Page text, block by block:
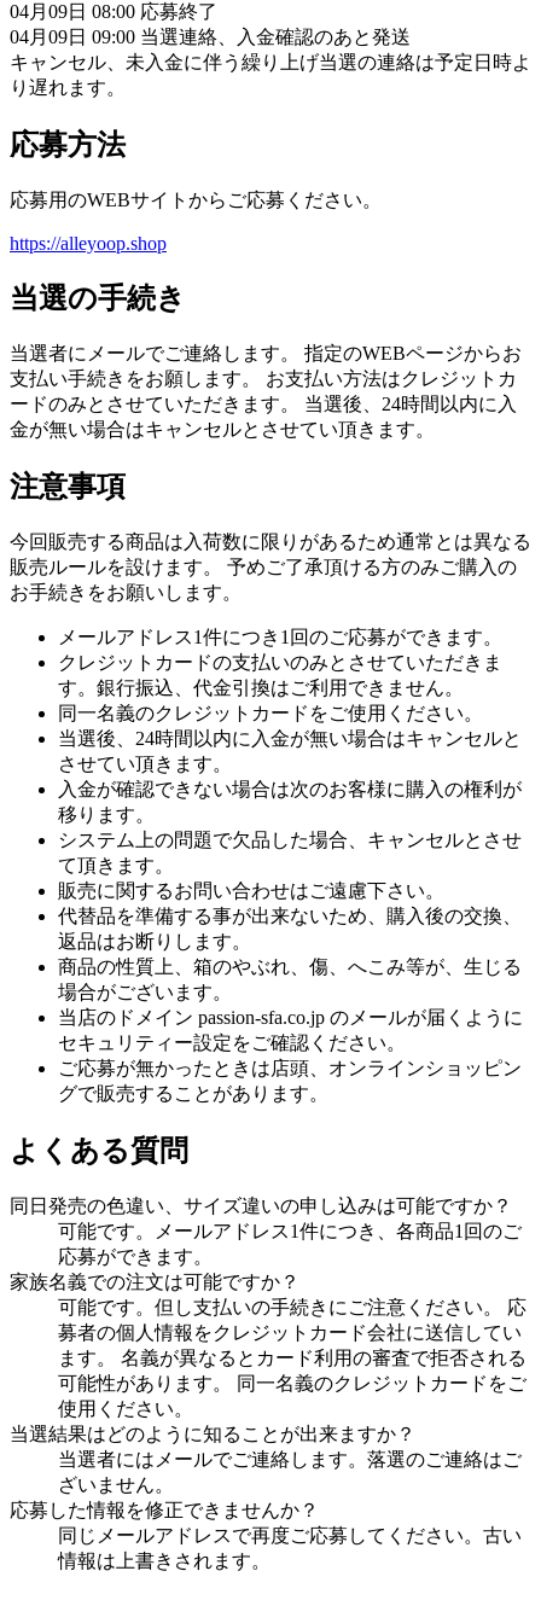
04月09日 08:00 応募終了
04月09日 09:00 当選連絡、入金確認のあと発送
キャンセル、未入金に伴う繰り上げ当選の連絡は予定日時よ
り遅れます。
応募方法
応募用のWEBサイトからご応募ください。
https://alleyoop.shop
当選の手続き
当選者にメールでご連絡します。 指定のWEBページからお
支払い手続きをお願します。 お支払い方法はクレジットカ
ードのみとさせていただきます。 当選後、24時間以内に入
金が無い場合はキャンセルとさせてい頂きます。
注意事項
今回販売する商品は入荷数に限りがあるため通常とは異なる
販売ルールを設けます。 予めご了承頂ける方のみご購入の
お手続きをお願いします。
メールアドレス1件につき1回のご応募ができます。
クレジットカードの支払いのみとさせていただきま
す。銀行振込、代金引換はご利用できません。
同一名義のクレジットカードをご使用ください。
当選後、24時間以内に入金が無い場合はキャンセルと
させてい頂きます。
入金が確認できない場合は次のお客様に購入の権利が
移ります。
システム上の問題で欠品した場合、キャンセルとさせ
て頂きます。
販売に関するお問い合わせはご遠慮下さい。
代替品を準備する事が出来ないため、購入後の交換、
返品はお断りします。
商品の性質上、箱のやぶれ、傷、へこみ等が、生じる
場合がございます。
当店のドメイン passion-sfa.co.jp のメールが届くように
セキュリティー設定をご確認ください。
ご応募が無かったときは店頭、オンラインショッピン
グで販売することがあります。
よくある質問
同日発売の色違い、サイズ違いの申し込みは可能ですか？
可能です。メールアドレス1件につき、各商品1回のご
応募ができます。
家族名義での注文は可能ですか？
可能です。但し支払いの手続きにご注意ください。 応
募者の個人情報をクレジットカード会社に送信してい
ます。 名義が異なるとカード利用の審査で拒否される
可能性があります。 同一名義のクレジットカードをご
使用ください。
当選結果はどのように知ることが出来ますか？
当選者にはメールでご連絡します。落選のご連絡はご
ざいません。
応募した情報を修正できませんか？
同じメールアドレスで再度ご応募してください。古い
情報は上書きされます。